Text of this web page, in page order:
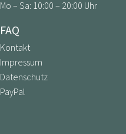
Mo – Sa: 10:00 – 20:00 Uhr
FAQ
Kontakt
Impressum
Datenschutz
PayPal